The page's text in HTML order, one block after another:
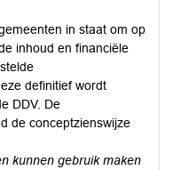
in staat om op
inhoud en financiële
definitief wordt
DDV. De
de conceptzienswijze
kunnen gebruik maken